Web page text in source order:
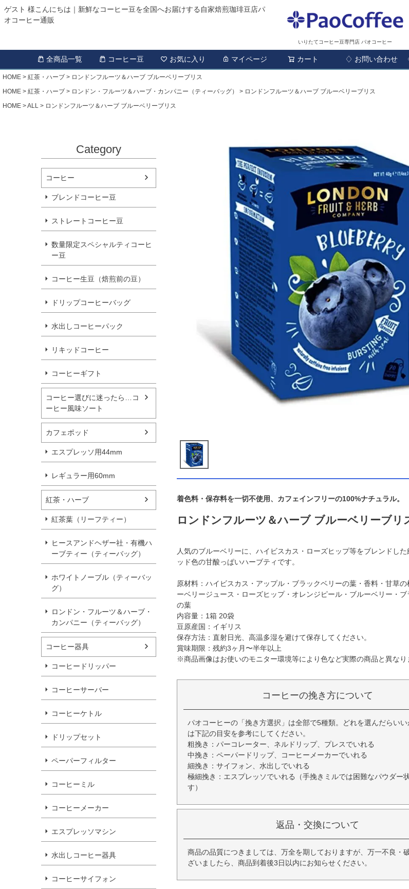
ゲスト 様こんにちは｜新鮮なコーヒー豆を全国へお届けする自家焙煎珈琲豆店パ
オコーヒー通販
いりたてコーヒー豆専門店 パオコーヒー
全商品一覧 コーヒー豆 お気に入り マイページ カート ♢ お問い合わせ
検索
HOME 紅茶・ハーブ
ロンドンフルーツ＆ハーブ ブルーベリーブリス
HOME
紅茶・ハーブ ロンドン・フルーツ＆ハーブ・カンパニー（ティーバッグ）
ロンドンフルーツ＆ハーブ ブルーベリーブリス
HOME
ALL ロンドンフルーツ＆ハーブ ブルーベリーブリス
Category
コーヒー
ブレンドコーヒー豆
ストレートコーヒー豆
数量限定スペシャルティコーヒ
ー豆
コーヒー生豆（焙煎前の豆）
ドリップコーヒーバッグ
水出しコーヒーパック
リキッドコーヒー
コーヒーギフト
コーヒー選びに迷ったら…コ
ーヒー風味ソート
カフェポッド
エスプレッソ用44mm
レギュラー用60mm
紅茶・ハーブ
紅茶葉（リーフティー）
ヒースアンドヘザー社・有機ハ
ーブティー（ティーバッグ）
ホワイトノーブル（ティーバッ
グ）
ロンドン・フルーツ＆ハーブ・
カンパニー（ティーバッグ）
コーヒー器具
コーヒードリッパー
コーヒーサーバー
コーヒーケトル
ドリップセット
ペーパーフィルター
コーヒーミル
コーヒーメーカー
エスプレッソマシン
水出しコーヒー器具
コーヒーサイフォン
着色料・保存料を一切不使用、カフェインフリーの100%ナチュラル。
ロンドンフルーツ＆ハーブ ブルーベリーブリ
人気のブルーベリーに、ハイビスカス・ローズヒップ等をブレンドした
ッド色の甘酸っぱいハーブティです。
原材料：ハイビスカス・アップル・ブラックベリーの葉・香料・甘草
ーベリージュース・ローズヒップ・オレンジピール・ブルーベリー・ブ
の葉
内容量：1箱 20袋
豆原産国：イギリス
保存方法：直射日光、高温多湿を避けて保存してください。
賞味期限：残約3ヶ月〜半年以上
※商品画像はお使いのモニター環境等により色など実際の商品と異なり
コーヒーの挽き方について
パオコーヒーの「挽き方選択」は全部で5種類。どれを選んだらい
は下記の目安を参考にしてください。
粗挽き：パーコレーター、ネルドリップ、プレスでいれる
中挽き：ペーパードリップ、コーヒーメーカーでいれる
細挽き：サイフォン、水出しでいれる
極細挽き：エスプレッソでいれる（手挽きミルでは困難なパウダー
す）
返品・交換について
商品の品質につきましては、万全を期しておりますが、万一不良・
ざいましたら、商品到着後3日以内にお知らせください。